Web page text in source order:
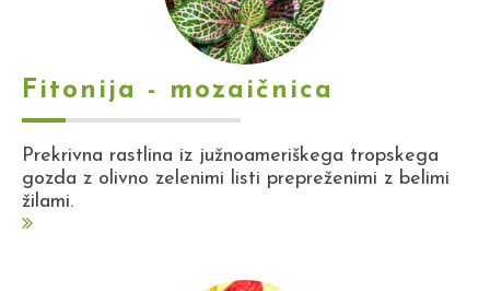
Fitonija - mozaičnica
Prekrivna rastlina iz južnoameriškega tropskega
gozda z olivno zelenimi listi prepreženimi z belimi
žilami.